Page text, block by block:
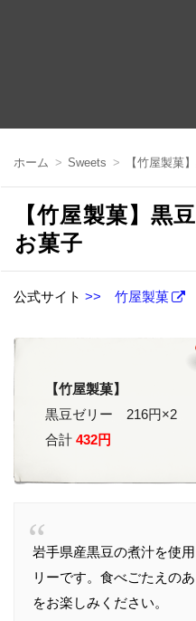
ン
ホーム Sweets 【竹屋製菓
【竹屋製菓】黒
お菓子
公式サイト >> 竹屋製菓
【竹屋製菓】
黒豆ゼリー 216円×2
合計 432円
岩手県産黒豆の煮汁を使
リーです。食べごたえの
をお楽しみください。